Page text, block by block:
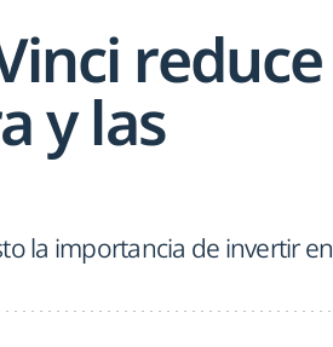
reduce
y las
la importancia de invertir en